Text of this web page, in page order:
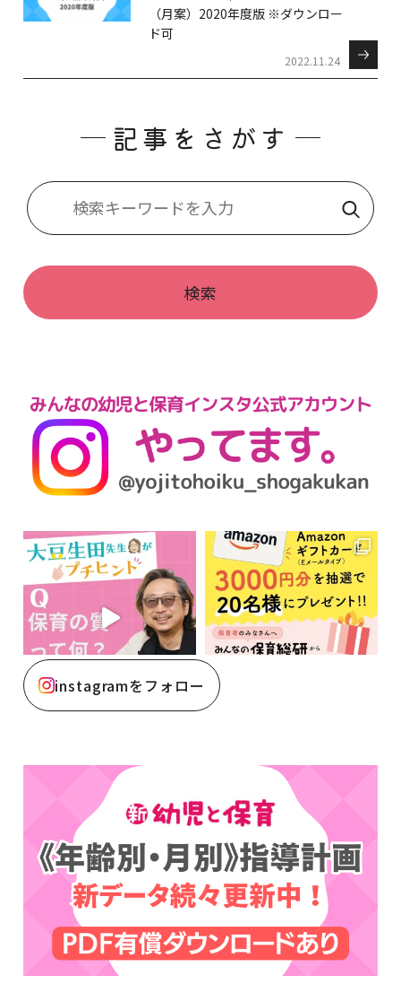
（月案）2020年度版 ※ダウンロー
ド可
2022.11.24
記事をさがす
instagramをフォロー